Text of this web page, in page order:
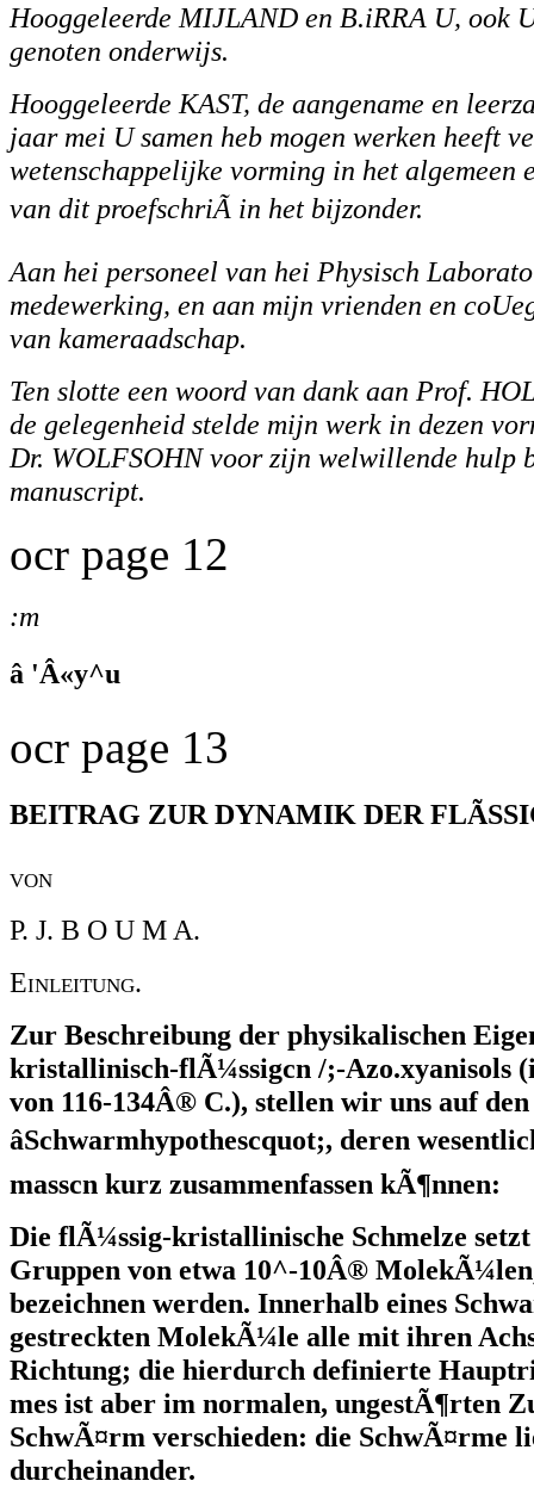
Hooggeleerde MIJLAND en B.iRRA U, ook
genoten onderwijs.
Hooggeleerde KAST, de aangename en
jaar mei U samen heb mogen werken heeft
wetenschappelijke vorming in het algemeen
van dit proefschriÃ in het bijzonder.
Aan hei personeel van hei Physisch
medewerking, en aan mijn vrienden en
van kameraadschap.
Ten slotte een woord van dank aan Prof.
de gelegenheid stelde mijn werk in dezen
Dr. WOLFSOHN voor zijn welwillende hulp
manuscript.
ocr page 12
:m
â 'Â«y^u
ocr page 13
BEITRAG ZUR DYNAMIK DER
von
P. J. B O U M A.
Einleitung.
Zur Beschreibung der physikalischen
kristallinisch-flÃ¼ssigcn /;-Azo.xyanisols
von 116-134Â® C.), stellen wir uns auf
âSchwarmhypothescquot;, deren
masscn kurz zusammenfassen kÃ¶nnen:
Die flÃ¼ssig-kristallinische Schmelze setzt
Gruppen von etwa 10^-10Â®
bezeichnen werden. Innerhalb eines
gestreckten MolekÃ¼le alle mit ihren
Richtung; die hierdurch definierte
mes ist aber im normalen, ungestÃ¶rten
SchwÃ¤rm verschieden: die SchwÃ¤rme
durcheinander.